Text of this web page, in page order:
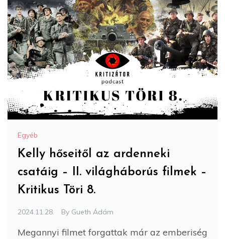
Egyéb
Kelly hőseitől az ardenneki
csatáig – II. világháborús filmek –
Kritikus Töri 8.
2024.11.28. By Gueth Ádám
Megannyi filmet forgattak már az emberiség